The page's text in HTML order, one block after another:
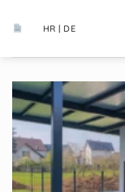
HR | DE